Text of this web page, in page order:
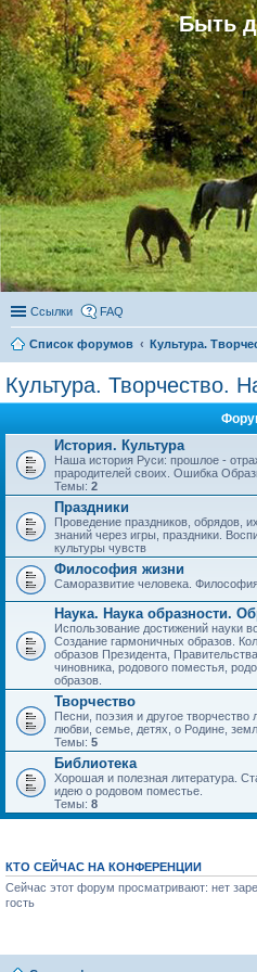
Быть
Ссылки FAQ
Список форумов
Культура.
Культура. Творчество.
История. Культура
Наша история Руси: прошлое -
прародителей своих. Ошибка
Темы: 2
Праздники
Проведение праздников, обрядов,
знаний через игры, праздники.
культуры чувств
Философия жизни
Саморазвитие человека.
Наука. Наука образности.
Использование достижений науки
Создание гармоничных образов.
образов Президента,
чиновника, родового поместья,
образов.
Творчество
Песни, поэзия и другое
любви, семье, детях, о Родине,
Темы: 5
Библиотека
Хорошая и полезная литература.
идею о родовом поместье.
Темы: 8
КТО СЕЙЧАС НА КОНФЕРЕНЦИИ
Сейчас этот форум просматривают: нет
гость